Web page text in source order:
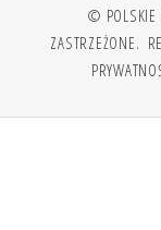
© POLSKIE
ZASTRZEŻONE.